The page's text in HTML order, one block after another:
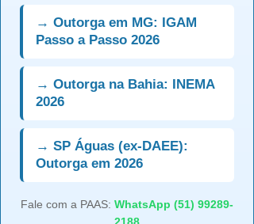
→ Outorga em MG: IGAM
Passo a Passo 2026
→ Outorga na Bahia: INEMA
2026
→ SP Águas (ex-DAEE):
Outorga em 2026
Fale com a PAAS: WhatsApp (51) 99289-